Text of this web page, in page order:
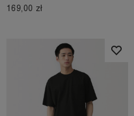
169,00 zł